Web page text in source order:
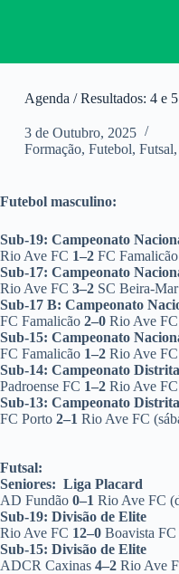
Agenda / Resultados: 4 e
3 de Outubro, 2025
Formação, Futebol, Futsal,
Futebol masculino:
Sub-19: Campeonato
Rio Ave FC 1–2 FC
Sub-17: Campeonato
Rio Ave FC 3–2 SC Beira-
Sub-17 B: Campeonato
FC Famalicão 2–0 Rio Ave
Sub-15: Campeonato
FC Famalicão 1–2 Rio Ave
Sub-14: Campeonato
Padroense FC 1–2 Rio Ave
Sub-13: Campeonato
FC Porto 2–1 Rio Ave FC
Futsal:
Seniores: Liga Placard
AD Fundão 0–1 Rio Ave FC
Sub-19: Divisão de Elite
Rio Ave FC 12–0 Boavista
Sub-15: Divisão de Elite
ADCR Caxinas 4–2 Rio Ave